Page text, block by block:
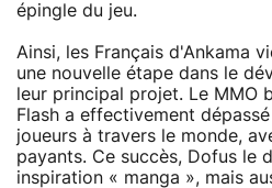
épingle du jeu.
Ainsi, les Français d'Ankama
une nouvelle étape dans le
leur principal projet. Le MMO
Flash a effectivement
joueurs à travers le monde,
payants. Ce succès, Dofus le
inspiration « manga », mais